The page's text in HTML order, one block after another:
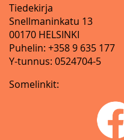
Tiedekirja
Snellmaninkatu 13
00170 HELSINKI
Puhelin: +358 9 635 177
Y-tunnus: 0524704-5
Somelinkit: